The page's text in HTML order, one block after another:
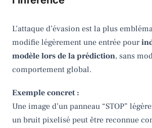
L’attaque d’évasion est la plus
modifie légèrement une entrée pour
modèle lors de la prédiction, sans
comportement global.
Exemple concret :
Une image d’un panneau “STOP”
un bruit pixelisé peut être reconnue